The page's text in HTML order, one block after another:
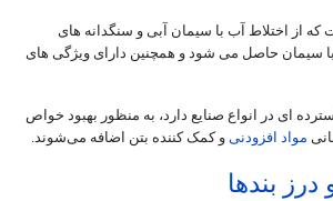
از اختلاط آب با سیمان آبی و سنگدانه های
سیمان حاصل می شود و همچنین دارای ویژگی های
ای در انواع صنایع دارد، به منظور بهبود خواص
مواد افزودنی و کمک کننده بتن اضافه می‌شوند.
بندها